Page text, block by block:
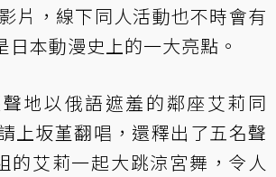
片，線下同人活動也不時會有
日本動漫史上的一大亮點。
地以俄語遮羞的鄰座艾莉同
上坂堇翻唱，還釋出了五名聲
的艾莉一起大跳涼宮舞，令人